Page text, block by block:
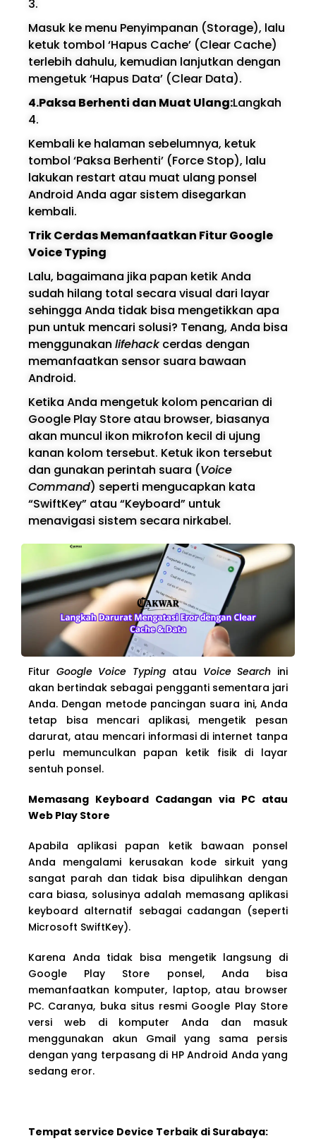
3.
Masuk ke menu Penyimpanan (Storage), lalu
ketuk tombol ‘Hapus Cache’ (Clear Cache)
terlebih dahulu, kemudian lanjutkan dengan
mengetuk ‘Hapus Data’ (Clear Data).
4.Paksa Berhenti dan Muat Ulang:Langkah
4.
Kembali ke halaman sebelumnya, ketuk
tombol ‘Paksa Berhenti’ (Force Stop), lalu
lakukan restart atau muat ulang ponsel
Android Anda agar sistem disegarkan
kembali.
Trik Cerdas Memanfaatkan Fitur Google
Voice Typing
Lalu, bagaimana jika papan ketik Anda
sudah hilang total secara visual dari layar
sehingga Anda tidak bisa mengetikkan apa
pun untuk mencari solusi? Tenang, Anda bisa
menggunakan lifehackcerdas dengan
memanfaatkan sensor suara bawaan
Android.
Ketika Anda mengetuk kolom pencarian di
Google Play Store atau browser, biasanya
akan muncul ikon mikrofon kecil di ujung
kanan kolom tersebut. Ketuk ikon tersebut
dan gunakan perintah suara (Voice
Command) seperti mengucapkan kata
“SwiftKey” atau “Keyboard” untuk
menavigasi sistem secara nirkabel.
Fitur Google Voice Typing atau Voice Search ini
akan bertindak sebagai pengganti sementara jari
Anda. Dengan metode pancingan suara ini, Anda
tetap bisa mencari aplikasi, mengetik pesan
darurat, atau mencari informasi di internet tanpa
perlu memunculkan papan ketik fisik di layar
sentuh ponsel.
Memasang Keyboard Cadangan via PC atau
Web Play Store
Apabila aplikasi papan ketik bawaan ponsel
Anda mengalami kerusakan kode sirkuit yang
sangat parah dan tidak bisa dipulihkan dengan
cara biasa, solusinya adalah memasang aplikasi
keyboard alternatif sebagai cadangan (seperti
Microsoft SwiftKey).
Karena Anda tidak bisa mengetik langsung di
Google Play Store ponsel, Anda bisa
memanfaatkan komputer, laptop, atau browser
PC. Caranya, buka situs resmi Google Play Store
versi web di komputer Anda dan masuk
menggunakan akun Gmail yang sama persis
dengan yang terpasang di HP Android Anda yang
sedang eror.
Tempat service Device Terbaik di Surabaya: